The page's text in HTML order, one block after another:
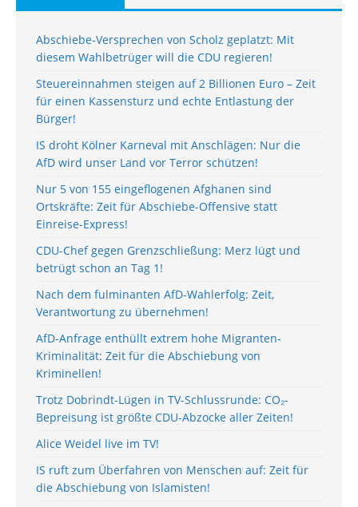
Abschiebe-Versprechen von Scholz geplatzt: Mit
diesem Wahlbetrüger will die CDU regieren!
Steuereinnahmen steigen auf 2 Billionen Euro – Zeit
für einen Kassensturz und echte Entlastung der
Bürger!
IS droht Kölner Karneval mit Anschlägen: Nur die
AfD wird unser Land vor Terror schützen!
Nur 5 von 155 eingeflogenen Afghanen sind
Ortskräfte: Zeit für Abschiebe-Offensive statt
Einreise-Express!
CDU-Chef gegen Grenzschließung: Merz lügt und
betrügt schon an Tag 1!
Nach dem fulminanten AfD-Wahlerfolg: Zeit,
Verantwortung zu übernehmen!
AfD-Anfrage enthüllt extrem hohe Migranten-
Kriminalität: Zeit für die Abschiebung von
Kriminellen!
Trotz Dobrindt-Lügen in TV-Schlussrunde: CO₂-
Bepreisung ist größte CDU-Abzocke aller Zeiten!
Alice Weidel live im TV!
IS ruft zum Überfahren von Menschen auf: Zeit für
die Abschiebung von Islamisten!